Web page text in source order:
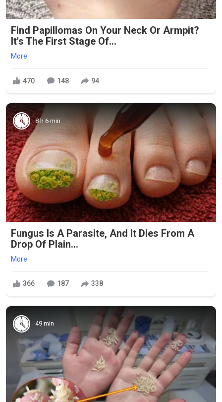
Find Papillomas On Your Neck Or Armpit?
It's The First Stage Of...
More
470 148 94
8 h 6 min
Fungus Is A Parasite, And It Dies From A
Drop Of Plain...
More
366 187 338
49 min